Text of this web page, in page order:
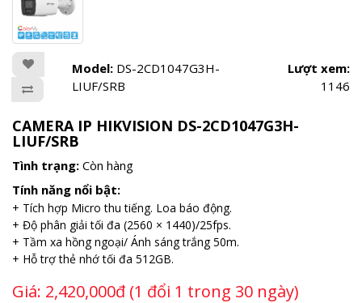
Model: DS-2CD1047G3H-
LIUF/SRB
Lượt xem:
1146
CAMERA IP HIKVISION DS-2CD1047G3H-
LIUF/SRB
Tình trạng: Còn hàng
Tính năng nổi bật:
+ Tích hợp Micro thu tiếng. Loa báo động.
+ Độ phân giải tối đa (2560 × 1440)/25fps.
+ Tầm xa hồng ngoại/ Ánh sáng trắng 50m.
+ Hỗ trợ thẻ nhớ tối đa 512GB.
Giá: 2,420,000đ (1 đổi 1 trong 30 ngày)